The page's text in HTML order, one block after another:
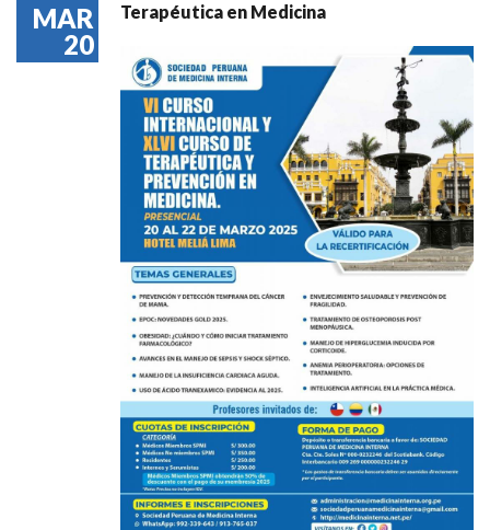
MAR
20
Terapéutica en Medicina